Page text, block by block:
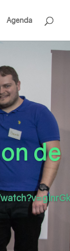
Agenda
de